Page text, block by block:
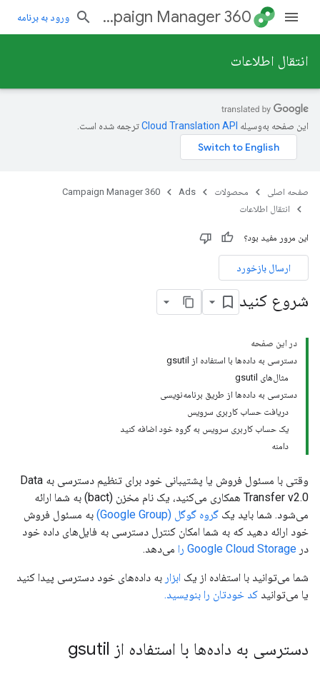
Campaign Manager 360 ورود به برنامه
انتقال اطلاعات
این صفحه به‌وسیله ترجمه شده است.
صفحه اصلی محصولات Ads
Campaign Manager 360
انتقال اطلاعات
این مرور مفید بود؟
ارسال بازخورد
شروع کنید
در این صفحه
دسترسی به داده‌ها با استفاده از gsutil
مثال‌های gsutil
دسترسی به داده‌ها از طریق برنامه‌نویسی
دریافت حساب کاربری سرویس
یک حساب کاربری سرویس به گروه خود اضافه کنید
دامنه
وقتی با مسئول فروش یا پشتیبانی خود برای تنظیم دسترسی به Data
Transfer v2.0 همکاری می‌کنید، یک نام مخزن (bact) به شما ارائه
می‌شود. شما باید یک گروه گوگل (Google Group)
به مسئول فروش
خود ارائه دهید که به شما امکان کنترل دسترسی به فایل‌های داده خود
در Google Cloud Storage را می‌دهد.
شما می‌توانید با استفاده از یک ابزار به داده‌های خود دسترسی پیدا کنید
یا می‌توانید کد خودتان را بنویسید.
دسترسی به داده‌ها با استفاده از gsutil